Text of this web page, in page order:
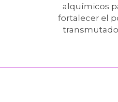
alquímicos
fortalecer el